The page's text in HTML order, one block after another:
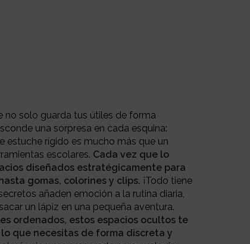
no solo guarda tus útiles de forma
una sorpresa en cada esquina:
estuche rígido es mucho más que un
escolares. Cada vez que lo
diseñados estratégicamente para
gomas, colorines y clips. ¡Todo tiene
añaden emoción a la rutina diaria,
un lápiz en una pequeña aventura.
ordenados, estos espacios ocultos te
que necesitas de forma discreta y